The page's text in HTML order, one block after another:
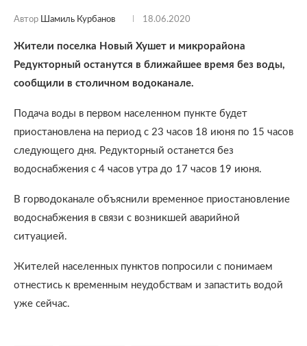
Автор Шамиль Курбанов 18.06.2020
Жители поселка Новый Хушет и микрорайона
Редукторный останутся в ближайшее время без воды,
сообщили в столичном водоканале.
Подача воды в первом населенном пункте будет
приостановлена на период с 23 часов 18 июня по 15 часов
следующего дня. Редукторный останется без
водоснабжения с 4 часов утра до 17 часов 19 июня.
В горводоканале объяснили временное приостановление
водоснабжения в связи с возникшей аварийной
ситуацией.
Жителей населенных пунктов попросили с понимаем
отнестись к временным неудобствам и запастить водой
уже сейчас.